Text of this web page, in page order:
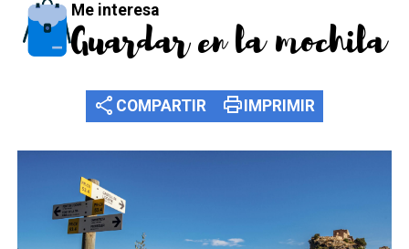
Me interesa
Guardar en la mochila
share COMPARTIR print IMPRIMIR